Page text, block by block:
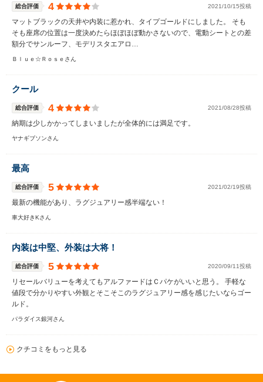
総合評価 4 2021/10/15投稿
マットブラックの天井や内装に惹かれ、タイプゴールドにしました。 そも
そも座席の位置は一度決めたらほぼほぼ動かさないので、電動シートとの差
額分でサンルーフ、モデリスタエアロ…
Ｂｌｕｅ☆Ｒｏｓｅさん
クール
総合評価 4 2021/08/28投稿
納期は少しかかってしまいましたが全体的には満足です。
ヤナギブソンさん
最高
総合評価 5 2021/02/19投稿
最新の機能があり、ラグジュアリー感半端ない！
車大好きKさん
内装は中堅、外装は大将！
総合評価 5 2020/09/11投稿
リセールバリューを考えてもアルファードはＣパケがいいと思う。 手軽な
値段で分かりやすい外観とそこそこのラグジュアリー感を感じたいならゴー
ルド。
パラダイス銀河さん
クチコミをもっと見る